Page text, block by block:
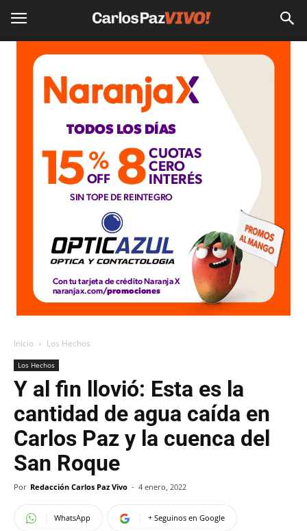
Inicio Los Hechos
Los Hechos
Y al fin llovió: Esta es la
cantidad de agua caída en
Carlos Paz y la cuenca del
San Roque
Por Redacción Carlos Paz Vivo - 4 enero, 2022
WhatsApp + Seguinos en Google